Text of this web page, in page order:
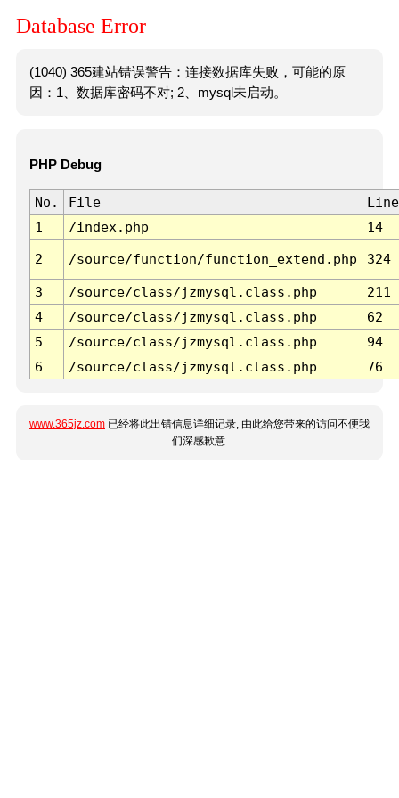
Database Error
(1040) 365建站错误警告：连接数据库失败，可能的原
因：1、数据库密码不对; 2、mysql未启动。
PHP Debug
No. File
Line
1
/index.php 14
2 /source/function/function_extend.php 324
3 /source/class/jzmysql.class.php
211
4
/source/class/jzmysql.class.php
62
5
/source/class/jzmysql.class.php
94
6
/source/class/jzmysql.class.php 76
www.365jz.com 已经将此出错信息详细记录, 由此给您带来的访问不便我
们深感歉意.